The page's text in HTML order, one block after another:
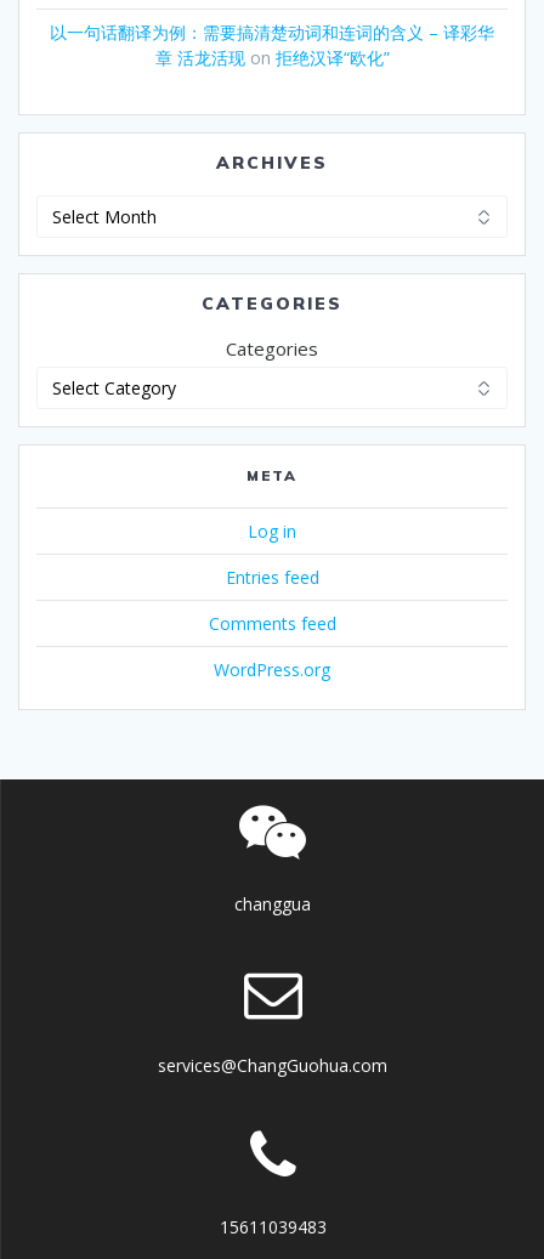
以一句话翻译为例：需要搞清楚动词和连词的含义 – 译彩华
章 活龙活现on 拒绝汉译“欧化”
ARCHIVES
Archives
CATEGORIES
Categories
META
Log in
Entries feed
Comments feed
WordPress.org
changgua
services@ChangGuohua.com
15611039483